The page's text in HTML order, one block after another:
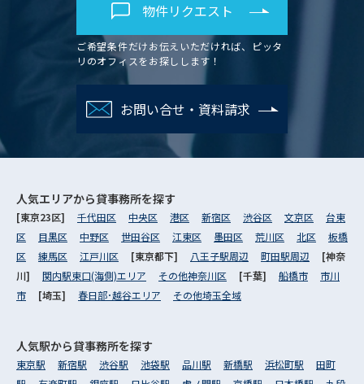
物件リクエスト
ご希望条件だけお伝えいただければ、ピッタ
リのオフィスをお探しします！
お問い合せ・資料請求
人気エリアから貸事務所を探す
[東京23区] 千代田区 中央区 港区 新宿区 渋谷区 文京区
台東
区
目黒区 中野区 世田谷区 江東区 墨田区 荒川区 北区
板橋
区
練馬区 江戸川区 [東京都下] 八王子駅周辺 町田駅周辺
[神奈
川] 関内駅東口(海側)エリア その他神奈川区 [千葉] 船橋市
市川
市
[埼玉] 春日部･越谷エリア その他埼玉全域
人気駅から貸事務所を探す
東京駅 新宿駅 渋谷駅 池袋駅 品川駅 新橋駅 浜松町駅
田町